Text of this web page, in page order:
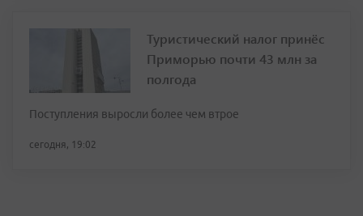
Туристический налог принёс
Приморью почти 43 млн за
полгода
Поступления выросли более чем втрое
сегодня, 19:02